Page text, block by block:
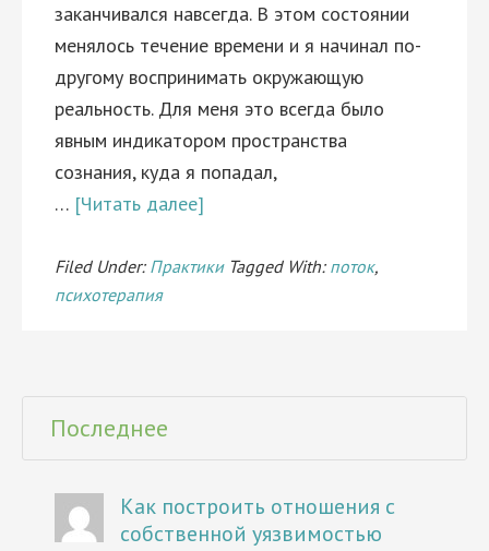
заканчивался навсегда. В этом состоянии
менялось течение времени и я начинал по-
другому воспринимать окружающую
реальность. Для меня это всегда было
явным индикатором пространства
сознания, куда я попадал,
… [Читать далее]
Filed Under: Практики Tagged With: поток,
психотерапия
Последнее
Как построить отношения с
собственной уязвимостью